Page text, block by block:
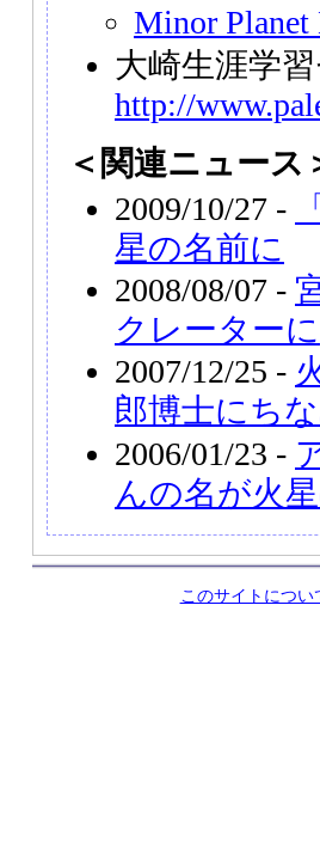
Minor Planet
大崎生涯学
http://
＜関連ニュース
2009/10/27 -
星の名前に
2008/08/07 -
クレーターに
2007/12/25 -
郎博士にち
2006/01/23 -
んの名が火
このサイトについ